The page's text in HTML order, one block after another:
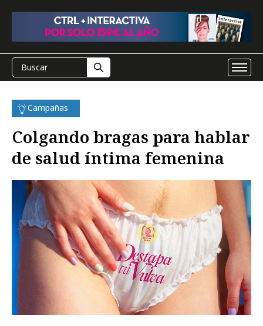
Campañas
Colgando bragas para hablar
de salud íntima femenina